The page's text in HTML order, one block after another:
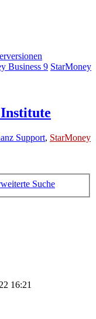
Business 9 StarMoney
Support, StarMoney
Suche
16:21